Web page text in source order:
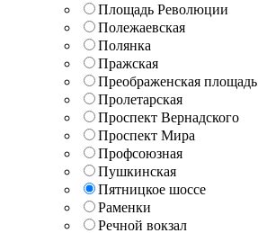
Площадь Революции
Полежаевская
Полянка
Пражская
Преображенская площадь
Пролетарская
Проспект Вернадского
Проспект Мира
Профсоюзная
Пушкинская
Пятницкое шоссе
Раменки
Речной вокзал